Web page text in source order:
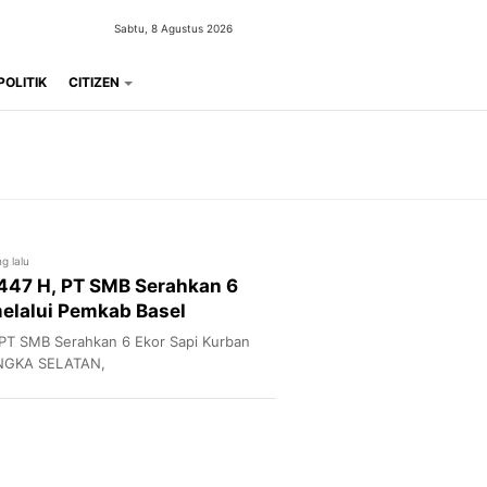
Sabtu, 8 Agustus 2026
CITIZEN
lalu
H, PT SMB Serahkan 6
Pemkab Basel
SMB Serahkan 6 Ekor Sapi Kurban
SELATAN,